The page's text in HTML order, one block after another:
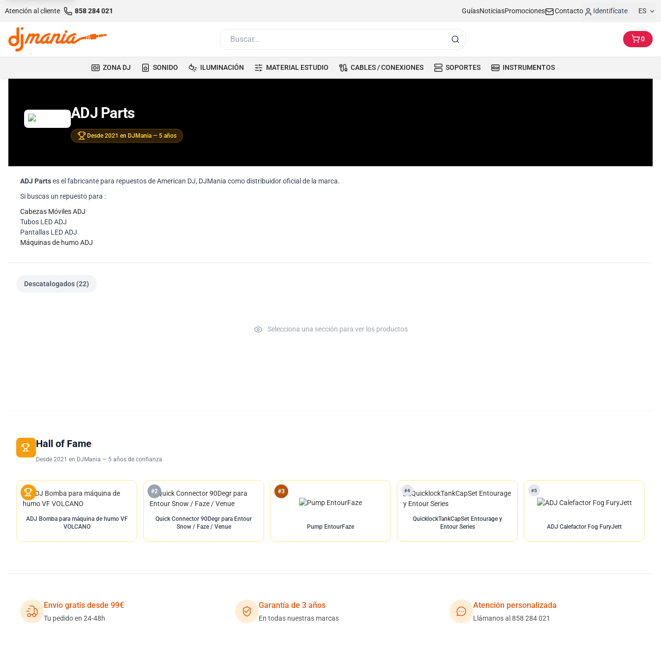
Atención al cliente 858 284 021 GuíasNoticiasPromociones Contacto Identifícate ES
0
ZONA DJ SONIDO ILUMINACIÓN MATERIAL ESTUDIO CABLES / CONEXIONES SOPORTES INSTRUMENTOS
ADJ Parts
Desde 2021 en DJMania — 5 años
ADJ Partses el fabricante para repuestos de American DJ, DJMania como distribuidor oficial de la marca.
Si buscas un repuesto para :
Cabezas Móviles ADJ
Tubos LED ADJ
Pantallas LED ADJ
Máquinas de humo ADJ
Descatalogados (22)
Selecciona una sección para ver los productos
Hall of Fame
Desde 2021 en DJMania — 5 años de confianza
ADJ Bomba para máquina de humo VF
VOLCANO
#2
Quick Connector 90Degr para Entour
Snow / Faze / Venue
#3
Pump EntourFaze
#4
QuicklockTankCapSet Entourage y
Entour Series
#5
ADJ Calefactor Fog FuryJett
Envío gratis desde 99€
Tu pedido en 24-48h
Garantía de 3 años
En todas nuestras marcas
Atención personalizada
Llámanos al 858 284 021